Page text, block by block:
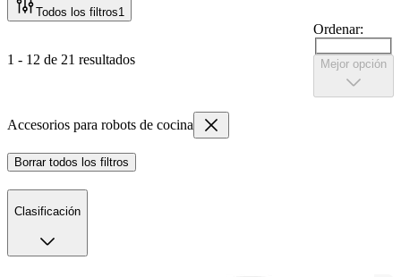
Todos los filtros1
1 - 12 de 21 resultados
Ordenar:
Mejor opción
Accesorios para robots de cocina
Borrar todos los filtros
Clasificación